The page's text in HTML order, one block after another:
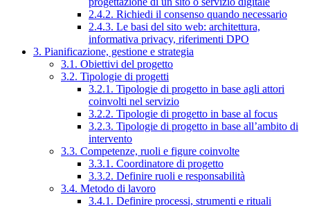
2.4.2. Richiedi il consenso quando necessario
2.4.3. Le basi del sito web: architettura,
informativa privacy, riferimenti DPO
3. Pianificazione, gestione e strategia
3.1. Obiettivi del progetto
3.2. Tipologie di progetti
3.2.1. Tipologie di progetto in base agli attori
coinvolti nel servizio
3.2.2. Tipologie di progetto in base al focus
3.2.3. Tipologie di progetto in base all’ambito di
intervento
3.3. Competenze, ruoli e figure coinvolte
3.3.1. Coordinatore di progetto
3.3.2. Definire ruoli e responsabilità
3.4. Metodo di lavoro
3.4.1. Definire processi, strumenti e rituali